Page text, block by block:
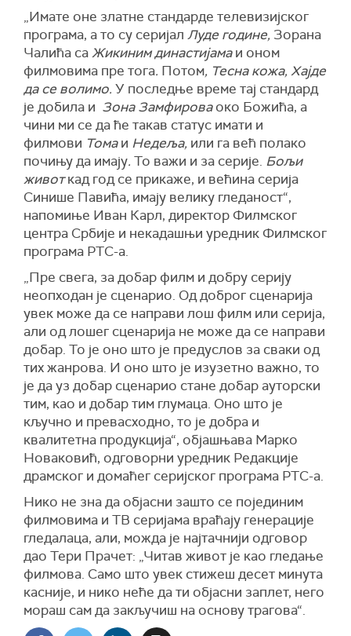
„Имате оне златне стандарде телевизијског
програма, а то су серијал Луде године, Зорана
Чалића саЖикиним династијамаи оном
филмовима пре тога. Потом, Тесна кожа, Хајде
да се волимо. У последње време тај стандард
је добила и Зона Замфироваоко Божића, а
чини ми се да ће такав статус имати и
филмови Томаи Недеља, или га већ полако
почињу да имају. То важи и за серије. Бољи
животкад год се прикаже, и већина серијa
Синише Павића, имају велику гледаност“,
напомиње Иван Карл, директор Филмског
центра Србије и некадашњи уредник Филмског
програма РТС-а.
„Пре свега, за добар филм и добру серију
неопходан је сценарио. Од доброг сценарија
увек може да се направи лош филм или серија,
али од лошег сценарија не може да се направи
добар. То је оно што је предуслов за сваки од
тих жанрова. И оно што је изузетно важно, то
је да уз добар сценарио стане добар ауторски
тим, као и добар тим глумаца. Оно што је
кључно и превасходно, то је добра и
квалитетна продукција“, објашњава Марко
Новаковић, одговорни уредник Редакције
драмског и домаћег серијског програма РТС-а.
Нико не зна да објасни зашто се појединим
филмовима и ТВ серијама враћају генерације
гледалаца, али, можда је најтачнији одговор
дао Тери Прачет: „Читав живот је као гледање
филмова. Само што увек стижеш десет минута
касније, и нико неће да ти објасни заплет, него
мораш сам да закључиш на основу трагова“.